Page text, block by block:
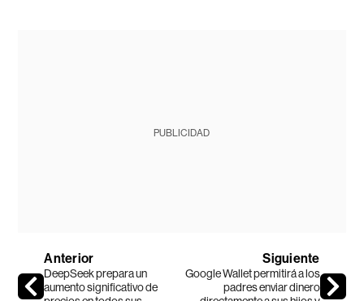
PUBLICIDAD
Anterior
DeepSeek prepara un
aumento significativo de
Siguiente
Google Wallet permitirá a los
padres enviar dinero